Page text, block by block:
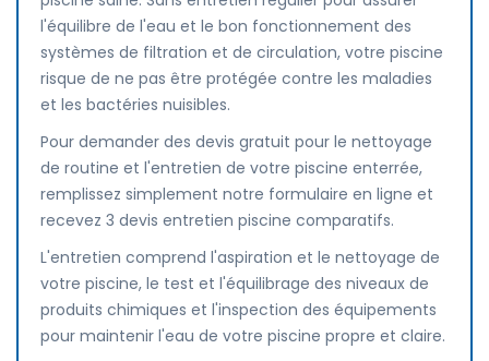
l'équilibre de l'eau et le bon fonctionnement des
systèmes de filtration et de circulation, votre piscine
risque de ne pas être protégée contre les maladies
et les bactéries nuisibles.
Pour demander des devis gratuit pour le nettoyage
de routine et l'entretien de votre piscine enterrée,
remplissez simplement notre formulaire en ligne et
recevez 3 devis entretien piscine comparatifs.
L'entretien comprend l'aspiration et le nettoyage de
votre piscine, le test et l'équilibrage des niveaux de
produits chimiques et l'inspection des équipements
pour maintenir l'eau de votre piscine propre et claire.